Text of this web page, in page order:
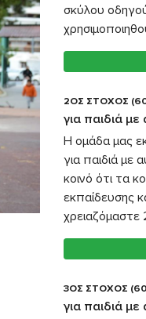
σκύλου
2ΟΣ ΣΤΟΧΟΣ
για παιδιά με
Η ομάδα μας
για παιδιά με
κοινό ότι τα
εκπαίδευσης
χρειαζόμαστε
3ΟΣ ΣΤΟΧΟΣ
για παιδιά με